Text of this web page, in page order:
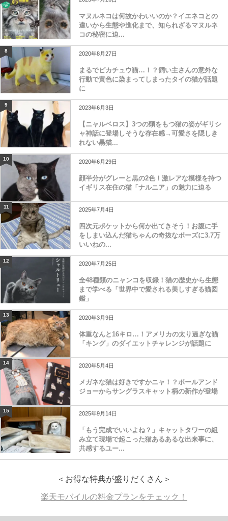
マヌルネコは何故かわいいのか？イエネコとの
違いから生態や進化まで、知られざるマヌルネ
コの秘密に迫...
8 2020年8月27日
まるでピカチュウ猫…！？飼い主さんの意外な
行動で黄色に染まってしまったタイの猫が話題
に
9 2023年6月3日
【ニャルベロス】3つの頭をもつ猫の姿がギリシ
ャ神話に登場しそうな存在感→可愛さを隠しき
れない黒猫...
10 2020年6月29日
顔半分がグレーと黒の2色！激レアな模様を持つ
イギリス在住の猫「ナルニア」の魅力に迫る
11 2025年7月4日
四次元ポケットから何か出てきそう！お腹に手
をしまい込んだ猫ちゃんの奇抜なポーズに3.7万
いいねの...
12 2020年7月25日
全48種類のニャンコを収録！猫の歴史から生態
まで学べる「世界中で愛される美しすぎる猫図
鑑」
13 2020年3月9日
体重なんと16キロ…！アメリカの太り過ぎな猫
「キング」のダイエットチャレンジが話題に
14 2020年5月4日
メガネな猫は好きですかニャ！？ポールアンド
ジョーからサングラスキャット柄の新作が登場
15 2025年9月14日
「もう完成でいいよね？」キャットタワーの組
み立て現場で起こった猫あるあるな出来事に、
共感するユー...
＜お得な特典が盛りだくさん＞
楽天モバイルの料金プランをチェック！